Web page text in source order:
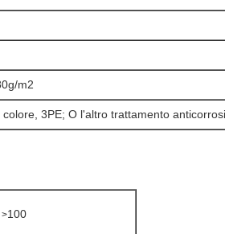
m2
3PE; O l'altro trattamento
>100